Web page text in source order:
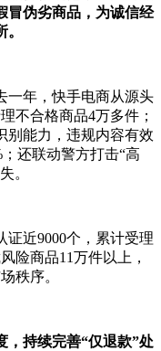
冒伪劣商品，为诚信经
一年，快手电商从源头
不合格商品4万多件；
别能力，违规内容有效
还联动警方打击“高
。
近9000个，累计受理
险商品11万件以上，
秩序。
，持续完善“仅退款”处